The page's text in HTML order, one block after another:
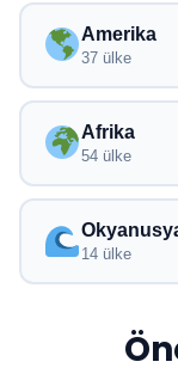
Amerika
37 ülke
Afrika
54 ülke
14 ülke